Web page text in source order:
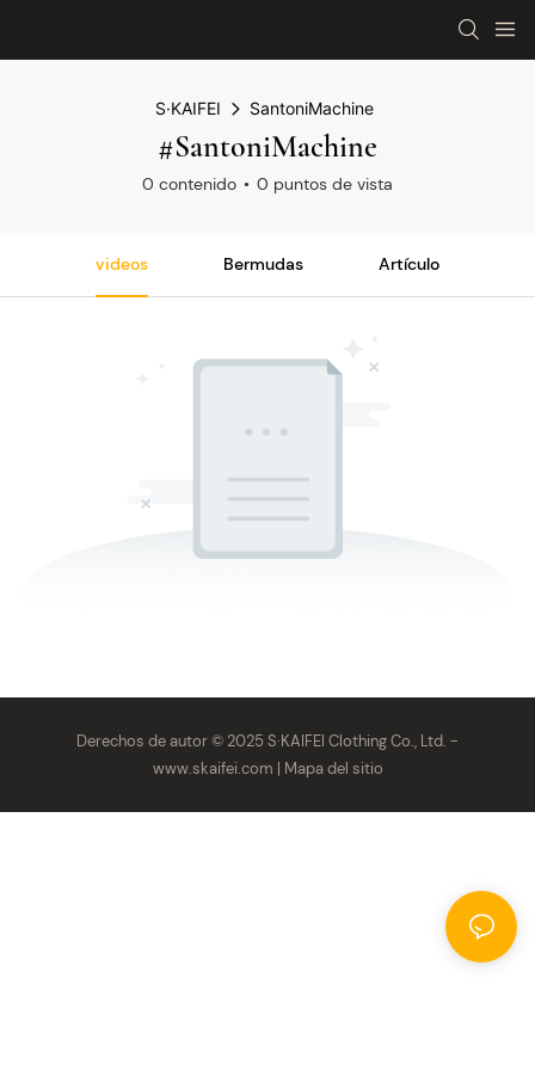
S·KAIFEI SantoniMachine
#SantoniMachine
0 contenido 0 puntos de vista
videos Bermudas Artículo
Derechos de autor © 2025 S·KAIFEI Clothing Co., Ltd. -
www.skaifei.com | Mapa del sitio